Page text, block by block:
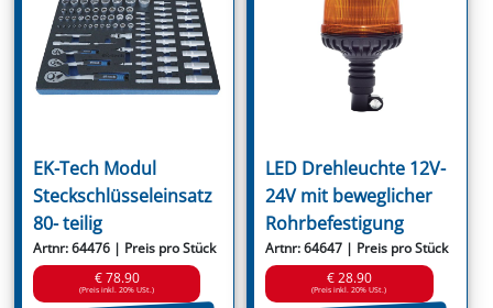
EK-Tech Modul
Steckschlüsseleinsatz
80- teilig
Artnr: 64476 | Preis pro Stück
€ 78.90
(Preis inkl. 20% USt.)
LED Drehleuchte 12V-
24V mit beweglicher
Rohrbefestigung
Artnr: 64647 | Preis pro Stück
€ 28.90
(Preis inkl. 20% USt.)